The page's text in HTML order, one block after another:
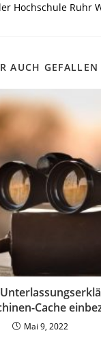
Hochschule Ruhr
AUCH GEFALLEN
Cache
Mai 9, 2022